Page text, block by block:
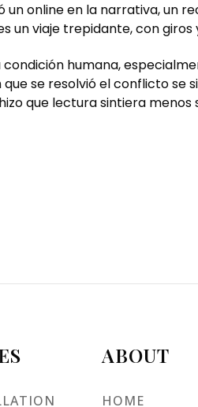
online en la narrativa, un
un viaje trepidante, con
humana,
se resolvió el conflicto se
que lectura sintiera
ABOUT
HOME